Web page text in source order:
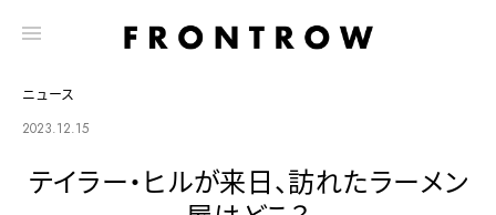
ニュース
2023.12.15
テイラー・ヒルが来日、訪れたラーメン